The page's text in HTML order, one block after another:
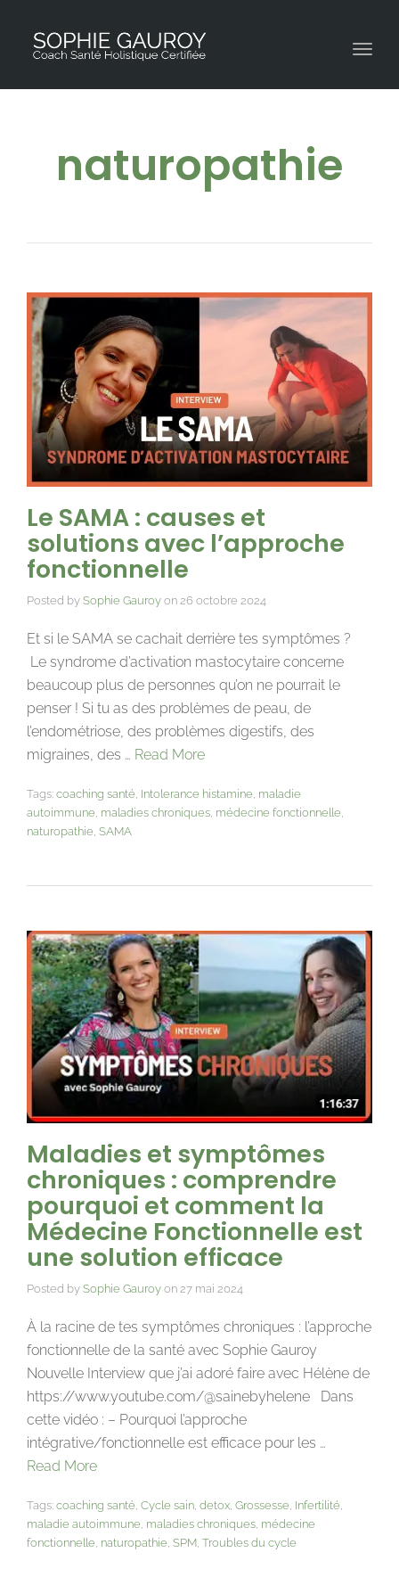
naturopathie
Le SAMA : causes et
solutions avec l’approche
fonctionnelle
Posted by Sophie Gauroy on 26 octobre 2024
Et si le SAMA se cachait derrière tes symptômes ?
Le syndrome d’activation mastocytaire concerne
beaucoup plus de personnes qu’on ne pourrait le
penser ! Si tu as des problèmes de peau, de
l’endométriose, des problèmes digestifs, des
migraines, des … Read More
Tags: coaching santé, Intolerance histamine, maladie
autoimmune, maladies chroniques, médecine fonctionnelle,
naturopathie, SAMA
Maladies et symptômes
chroniques : comprendre
pourquoi et comment la
Médecine Fonctionnelle est
une solution efficace
Posted by Sophie Gauroy on 27 mai 2024
À la racine de tes symptômes chroniques : l’approche
fonctionnelle de la santé avec Sophie Gauroy
Nouvelle Interview que j’ai adoré faire avec Hélène de
https://www.youtube.com/@sainebyhelene Dans
cette vidéo : – Pourquoi l’approche
intégrative/fonctionnelle est efficace pour les …
Read More
Tags: coaching santé, Cycle sain, detox, Grossesse, Infertilité,
maladie autoimmune, maladies chroniques, médecine
fonctionnelle, naturopathie, SPM, Troubles du cycle